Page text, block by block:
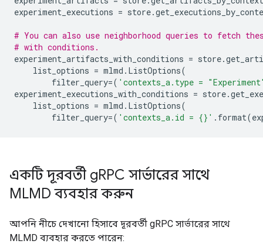
experiment_executions = store.
# You can also use neighborhood queries to fetch
# with conditions.
experiment_artifacts_with_conditions = store.
list_options = mlmd . ListOptions(
filter_query=( 'contexts_a.type =
experiment_executions_with_conditions = store.
list_options = mlmd . ListOptions(
filter_query=( 'contexts_a.id = {} ' . format(
একটি দূরবর্তী gRPC সার্ভারের সাথে
MLMD ব্যবহার করুন
আপনি নীচে দেখানো হিসাবে দূরবর্তী gRPC সার্ভারের সাথে
MLMD ব্যবহার করতে পারেন: